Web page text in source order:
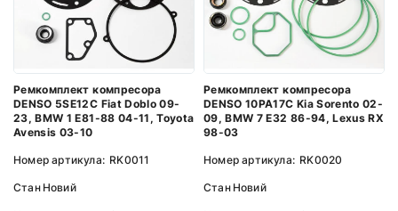
Ремкомплект компресора
DENSO 5SE12C Fiat Doblo 09-
23, BMW 1 E81-88 04-11, Toyota
Avensis 03-10
Номер артикула: RK0011
Стан Новий
Ремкомплект компресора
DENSO 10PA17C Kia Sorento 02-
09, BMW 7 E32 86-94, Lexus RX
98-03
Номер артикула: RK0020
Стан Новий